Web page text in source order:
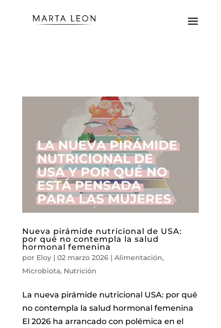
Nueva pirámide nutricional de USA:
por qué no contempla la salud
hormonal femenina
por Eloy| 02 marzo 2026| Alimentación,
Microbiota, Nutrición
La nueva pirámide nutricional USA: por qué
no contempla la salud hormonal femenina
El 2026 ha arrancado con polémica en el